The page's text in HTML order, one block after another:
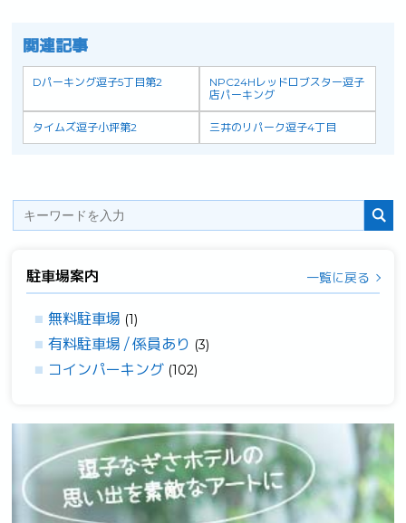
関連記事
Dパーキング逗子5丁目第2
NPC24Hレッドロブスター逗子
店パーキング
タイムズ逗子小坪第2 三井のリパーク逗子4丁目
駐車場案内 一覧に戻る
無料駐車場 (1)
有料駐車場 / 係員あり (3)
コインパーキング (102)